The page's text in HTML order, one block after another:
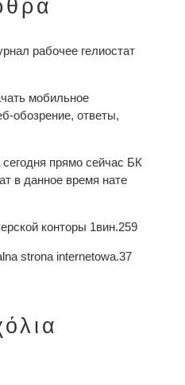
рабочее гелиостат
мобильное
обозрение, ответы,
прямо сейчас БК
в данное время нате
конторы 1вин.259
strona internetowa.37